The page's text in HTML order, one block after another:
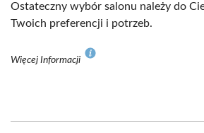
Ostateczny wybór salonu należy do
Twoich preferencji i potrzeb.
Więcej Informacji